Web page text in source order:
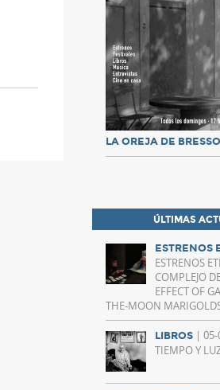
LA OREJA DE
ÚLTIMAS
ESTRENOS
ESTRENOS
COMPLEJO
EFFECT OF
THE-MOON
LIBROS |
TIEMPO Y